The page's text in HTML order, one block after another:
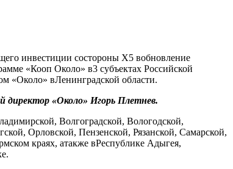
инвестиции состороны Х5 вобновление
«Кооп Около» в3 субъектах Российской
«Около» вЛенинградской области.
директор «Около» Игорь Плетнев.
Волгоградской, Вологодской,
Орловской, Пензенской, Рязанской, Самарской,
краях, атакже вРеспублике Адыгея,